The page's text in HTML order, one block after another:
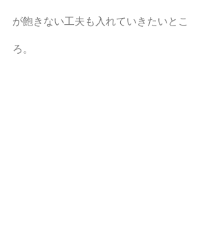
が飽きない工夫も入れていきたいとこ
ろ。